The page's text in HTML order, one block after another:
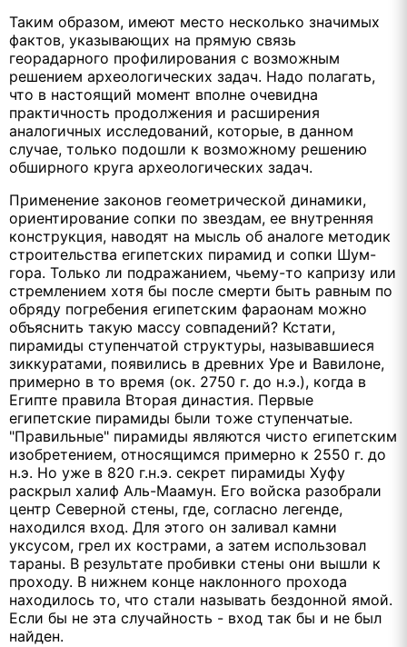
Таким образом, имеют место несколько значимых
фактов, указывающих на прямую связь
георадарного профилирования с возможным
решением археологических задач. Надо полагать,
что в настоящий момент вполне очевидна
практичность продолжения и расширения
аналогичных исследований, которые, в данном
случае, только подошли к возможному решению
обширного круга археологических задач.
Применение законов геометрической динамики,
ориентирование сопки по звездам, ее внутренняя
конструкция, наводят на мысль об аналоге методик
строительства египетских пирамид и сопки Шум-
гора. Только ли подражанием, чьему-то капризу или
стремлением хотя бы после смерти быть равным по
обряду погребения египетским фараонам можно
объяснить такую массу совпадений? Кстати,
пирамиды ступенчатой структуры, называвшиеся
зиккуратами, появились в древних Уре и Вавилоне,
примерно в то время (ок. 2750 г. до н.э.), когда в
Египте правила Вторая династия. Первые
египетские пирамиды были тоже ступенчатые.
"Правильные" пирамиды являются чисто египетским
изобретением, относящимся примерно к 2550 г. до
н.э. Но уже в 820 г.н.э. секрет пирамиды Хуфу
раскрыл халиф Аль-Маамун. Его войска разобрали
центр Северной стены, где, согласно легенде,
находился вход. Для этого он заливал камни
уксусом, грел их кострами, а затем использовал
тараны. В результате пробивки стены они вышли к
проходу. В нижнем конце наклонного прохода
находилось то, что стали называть бездонной ямой.
Если бы не эта случайность - вход так бы и не был
найден.